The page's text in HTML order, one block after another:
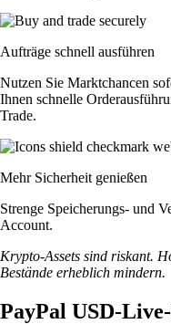
Aufträge schnell ausführen
Nutzen Sie Marktchancen
Ihnen schnelle
Trade.
Mehr Sicherheit genießen
Strenge Speicherungs- und
Account.
Krypto-Assets sind riskant.
Bestände erheblich mindern.
PayPal USD-